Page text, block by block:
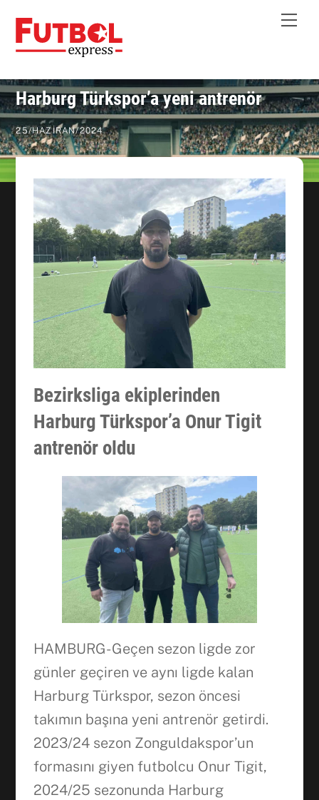
content
Harburg Türkspor’a yeni antrenör
25/HAZIRAN/2024
Bezirksliga ekiplerinden
Harburg Türkspor’a Onur Tigit
antrenör oldu
HAMBURG- Geçen sezon ligde zor
günler geçiren ve aynı ligde kalan
Harburg Türkspor, sezon öncesi
takımın başına yeni antrenör getirdi.
2023/24 sezon Zonguldakspor’un
formasını giyen futbolcu Onur Tigit,
2024/25 sezonunda Harburg